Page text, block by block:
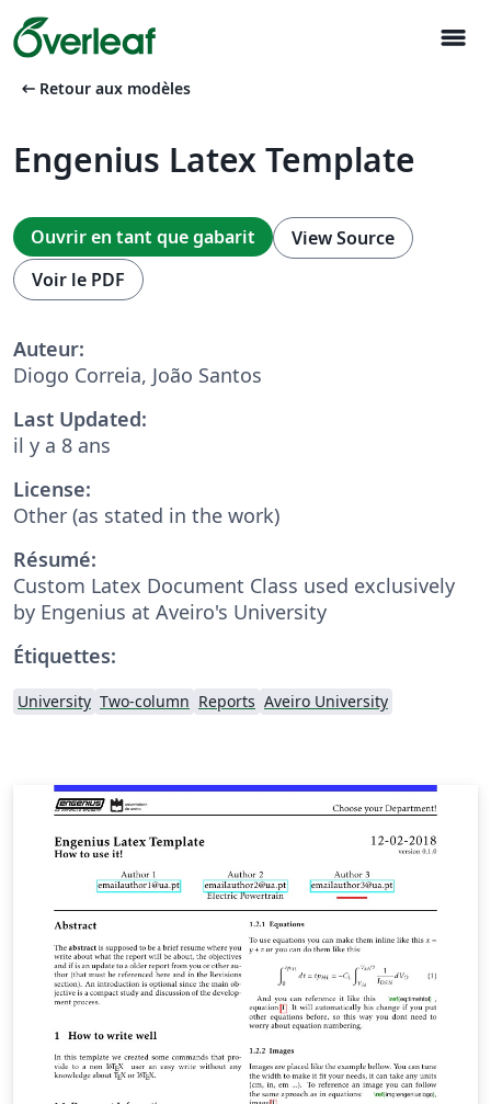
menu
arrow_left_alt Retour aux modèles
Engenius Latex Template
Ouvrir en tant que gabarit
View Source
Voir le PDF
Auteur:
Diogo Correia, João Santos
Last Updated:
il y a 8 ans
License:
Other (as stated in the work)
Résumé:
Custom Latex Document Class used exclusively
by Engenius at Aveiro's University
Étiquettes:
University Two-column Reports Aveiro University